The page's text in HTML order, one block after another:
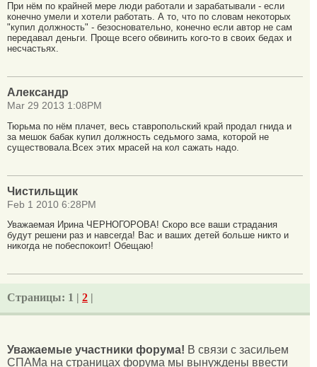
При нём по крайней мере люди работали и зарабатывали - если
конечно умели и хотели работать. А то, что по словам некоторых
"купил должность" - безосновательно, конечно если автор не сам
передавал деньги. Проще всего обвинить кого-то в своих бедах и
несчастьях.
Александр
Mar 29 2013 1:08PM
Тюрьма по нём плачет, весь ставропольский край продал гнида и
за мешок бабак купил должность седьмого зама, которой не
существовала.Всех этих мрасей на кол сажать надо.
Чистильщик
Feb 1 2010 6:28PM
Уважаемая Ирина ЧЕРНОГОРОВА! Скоро все ваши страдания
будут решени раз и навсегда! Вас и ваших детей больше никто и
никогда не побеспокоит! Обещаю!
Страницы: 1 | 2 |
Уважаемые участники форума! В связи с засильем
СПАМа на страницах форума мы вынуждены ввести